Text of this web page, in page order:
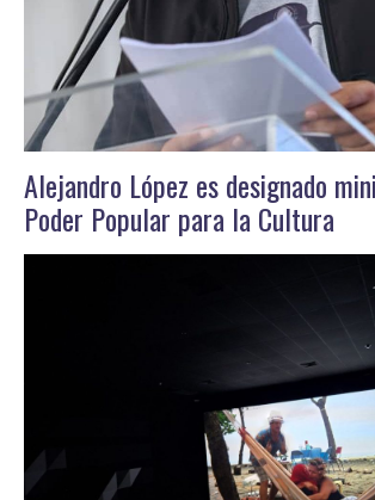
Alejandro López es designado
Poder Popular para la Cultura